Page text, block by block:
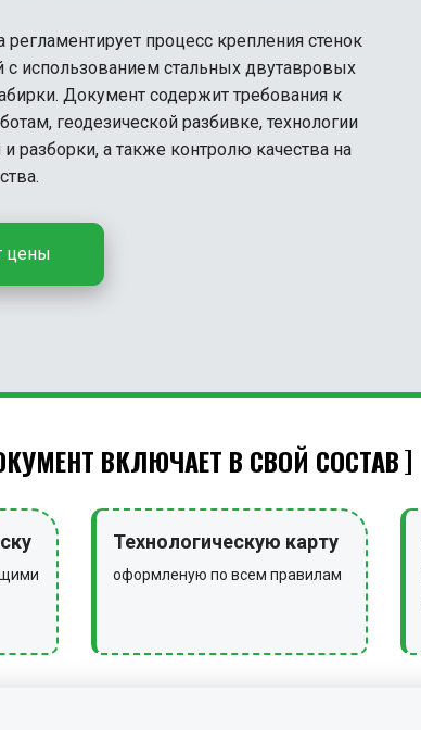
регламентирует процесс крепления стенок
с использованием стальных двутавровых
Документ содержит требования к
геодезической разбивке, технологии
и разборки, а также контролю качества на
цены
ВКЛЮЧАЕТ В СВОЙ СОСТАВ
Технологическую карту
оформленую по всем правилам